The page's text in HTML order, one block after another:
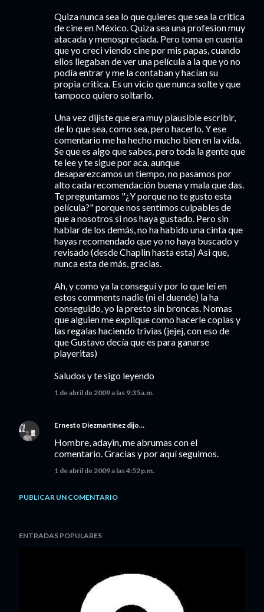
Quiza nunca sea lo que quieres que sea la critica
de cine en México. Quiza sea una profesion muy
atacada y menospreciada. Pero toma en cuenta
que yo creci viendo cine por mis papas, cuando
ellos llegaban de ver una película a la que yo no
podía entrar y me la contaban y hacían su
propia critica. Es un vicio que nunca solte y que
tampoco quiero soltarlo.
Una vez dijiste que era muy plausible escribir,
de lo que sea, como sea, pero hacerlo. Y ese
comentario me ha hecho mucho bien en la vida.
Se que es algo que sabes, pero toda la gente que
te lee y te sigue por aca, aunque
desaparezcamos un tiempo, no pasamos por
alto cada recomendación buena y mala que das.
Te preguntamos "¿Y porque no te gusto esta
película?" porque nos sentimos culpables de
que a nosotros si nos haya gustado. Pero sin
hablar de los demás, no ha habido una cinta que
hayas recomendado que yo no haya buscado y
revisado (desde Chaplin hasta esta) Asi que,
nunca esta de más, gracias.
Ah, y como ya la conseguí y por lo que leí en
estos comments nadie (ni el duende) la ha
conseguido, yo la presto sin broncas. Nomas
que alguien me explique como hacerle copias y
las regalas haciendo trivias (jejej, con eso de
que Gustavo decía que es para ganarse
playeritas)
Saludos y te sigo leyendo
1 de abril de 2009 a las 9:35 a.m.
Ernesto Diezmartínez dijo…
Hombre, adayin, me abrumas con el
comentario. Gracias y por aquí seguimos.
1 de abril de 2009 a las 4:52 p.m.
PUBLICAR UN COMENTARIO
ENTRADAS POPULARES